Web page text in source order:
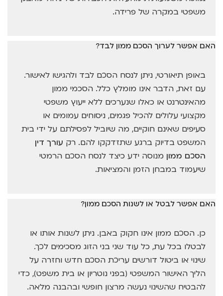
משפטי במקרה של פרידה.
האם אפשר לערוך הסכם ממון לבד?
באופן תיאורטי, ניתן לנסח הסכם לבד ולהגישו לאישור.
עם זאת, הדבר אינו מומלץ כלל. הסכמי ממון
מהאינטרנט או כאלו שנערכים ללא ייעוץ משפטי
מקצועי עלולים להכיל פגמים, ניסוחים עמומים או
סעיפים שאינם חוקיים, מה שיוביל לפסילתם על ידי בית
המשפט בדיוק ברגע שתזדקקו להם. רק עורך דין
הסכם ממון מנוסה ידע כיצד לנסח הסכם הרמטי
שיעמוד במבחן הזמן והמציאות.
האם אפשר לבטל או לשנות הסכם ממון?
כן. הסכם ממון אינו חקוק באבן. ניתן לשנות אותו או
לבטלו בכל עת, כל עוד שני בני הזוג מסכימים לכך.
שינוי או ביטול דורשים עריכת הסכם חדש וחזרה על
הליך האישור המשפטי (בפני נוטריון או בית משפט), כדי
להבטיח שהשינוי נעשה מרצון חופשי ובהבנה מלאה.